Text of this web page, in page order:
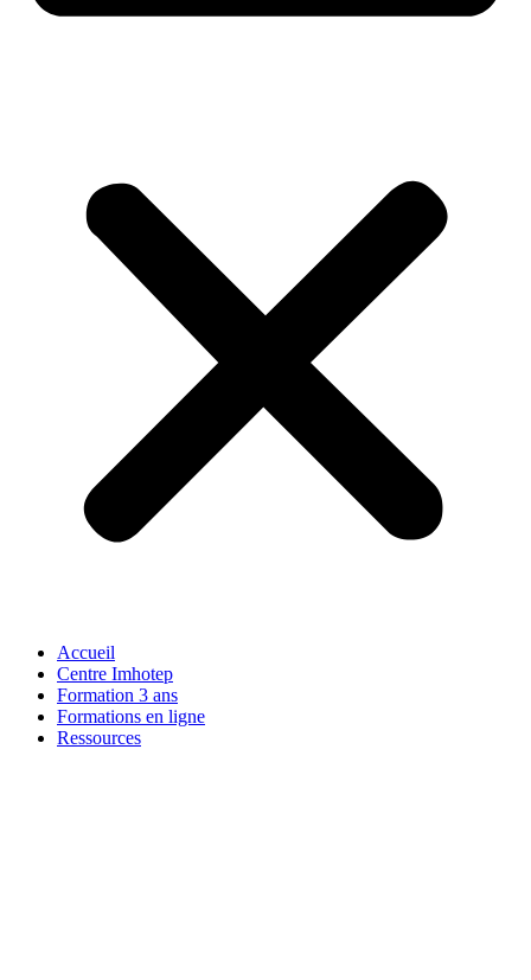
Accueil
Centre Imhotep
Formation 3 ans
Formations en ligne
Ressources